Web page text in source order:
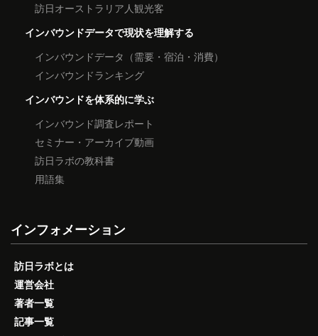
訪日オーストラリア人観光客
インバウンドデータで現状を理解する
インバウンドデータ（需要・宿泊・消費）
インバウンドランキング
インバウンドを体系的に学ぶ
インバウンド調査レポート
セミナー・アーカイブ動画
訪日ラボの教科書
用語集
インフォメーション
訪日ラボとは
運営会社
著者一覧
記事一覧